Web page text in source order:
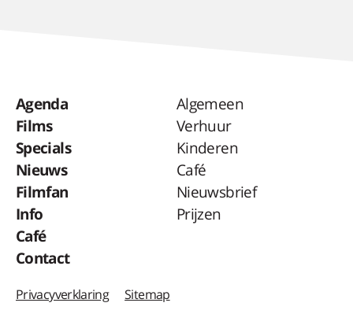
Agenda
Films
Specials
Nieuws
Filmfan
Info
Café
Contact
Algemeen
Verhuur
Kinderen
Café
Nieuwsbrief
Prijzen
Privacyverklaring Sitemap